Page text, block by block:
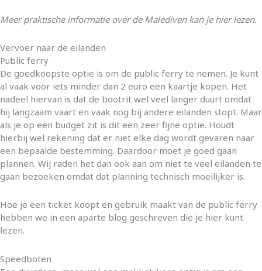
Meer praktische informatie over de Malediven kan je hier lezen.
Vervoer naar de eilanden
Public ferry
De goedkoopste optie is om de public ferry te nemen. Je kunt
al vaak voor iets minder dan 2 euro een kaartje kopen. Het
nadeel hiervan is dat de bootrit wel veel langer duurt omdat
hij langzaam vaart en vaak nog bij andere eilanden stopt. Maar
als je op een budget zit is dit een zeer fijne optie. Houdt
hierbij wel rekening dat er niet elke dag wordt gevaren naar
een bepaalde bestemming. Daardoor moet je goed gaan
plannen. Wij raden het dan ook aan om niet te veel eilanden te
gaan bezoeken omdat dat planning technisch moeilijker is.
Hoe je een ticket koopt en gebruik maakt van de public ferry
hebben we in een aparte blog geschreven die je hier kunt
lezen.
Speedboten